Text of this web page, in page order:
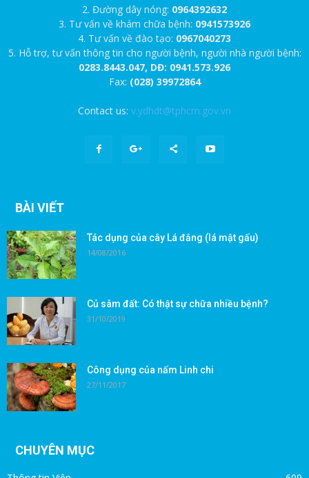
2. Đường dây nóng: 0964392632
3. Tư vấn về khám chữa bệnh: 0941573926
4. Tư vấn về đào tạo: 0967040273
5. Hỗ trợ, tư vấn thông tin cho người bệnh, người nhà người bệnh:
0283.8443.047, DĐ: 0941.573.926
Fax: (028) 39972864
Contact us: v.ydhdt@tphcm.gov.vn
BÀI VIẾT
Tác dụng của cây Lá đắng (lá mật gấu)
14/08/2016
Củ sâm đất: Có thật sự chữa nhiều bệnh?
31/10/2019
Công dụng của nấm Linh chi
27/11/2017
CHUYÊN MỤC